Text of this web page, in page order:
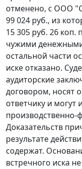
отменено, с ООО
99 024 руб., из
15 305 руб. 26 коп.
чужими
остальной части
иске отказано.
аудиторские
договором, носят
ответчику и могут
производственно-
Доказательств
результате
содержат.
встречного иска